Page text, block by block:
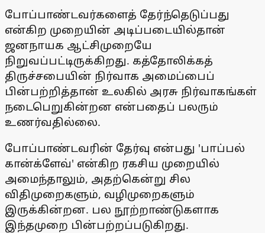
போப்பாண்டவர்களைத் தேர்ந்தெடுப்பது
என்கிற முறையின் அடிப்படையில்தான்
ஜனநாயக ஆட்சிமுறையே
நிறுவப்பட்டிருக்கிறது. கத்தோலிக்கத்
திருச்சபையின் நிர்வாக அமைப்பைப்
பின்பற்றித்தான் உலகில் அரசு நிர்வாகங்கள்
நடைபெறுகின்றன என்பதைப் பலரும்
உணர்வதில்லை.
போப்பாண்டவரின் தேர்வு என்பது 'பாப்பல்
கான்க்ளேவ்' என்கிற ரகசிய முறையில்
அமைந்தாலும், அதற்கென்று சில
விதிமுறைகளும், வழிமுறைகளும்
இருக்கின்றன. பல நூற்றாண்டுகளாக
இந்தமுறை பின்பற்றப்படுகிறது.